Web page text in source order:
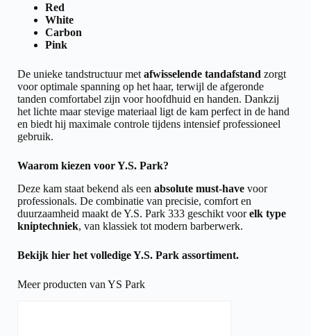
Red
White
Carbon
Pink
De unieke tandstructuur met afwisselende tandafstand zorgt
voor optimale spanning op het haar, terwijl de afgeronde
tanden comfortabel zijn voor hoofdhuid en handen. Dankzij
het lichte maar stevige materiaal ligt de kam perfect in de hand
en biedt hij maximale controle tijdens intensief professioneel
gebruik.
Waarom kiezen voor Y.S. Park?
Deze kam staat bekend als een absolute must-have voor
professionals. De combinatie van precisie, comfort en
duurzaamheid maakt de Y.S. Park 333 geschikt voorelk type
kniptechniek, van klassiek tot modern barberwerk.
Bekijk hier het volledigeY.S. Park assortiment.
Meer producten van YS Park